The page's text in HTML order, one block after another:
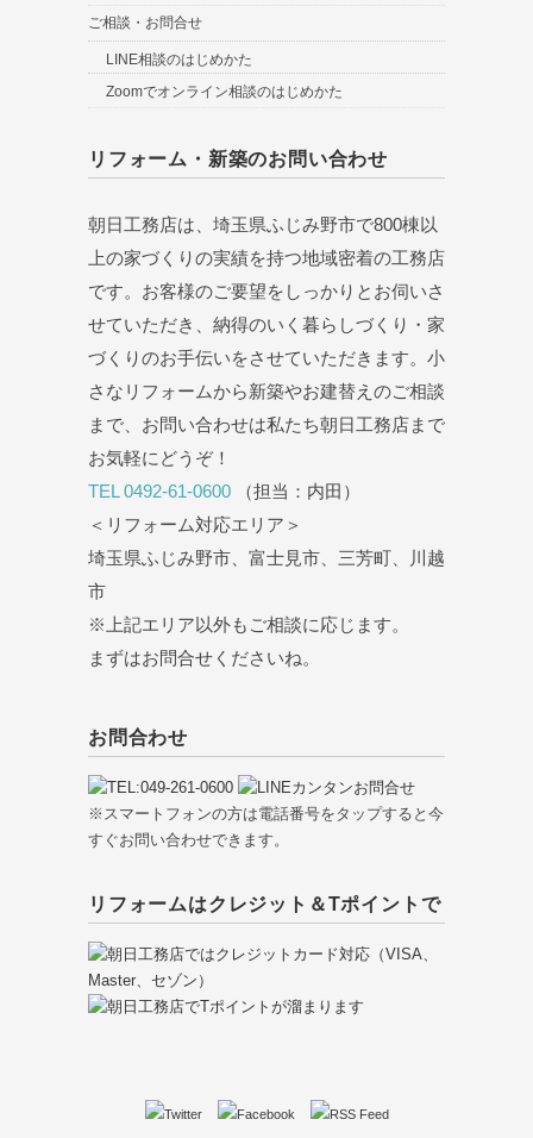
ご相談・お問合せ
LINE相談のはじめかた
Zoomでオンライン相談のはじめかた
リフォーム・新築のお問い合わせ
朝日工務店は、埼玉県ふじみ野市で800棟以
上の家づくりの実績を持つ地域密着の工務店
です。お客様のご要望をしっかりとお伺いさ
せていただき、納得のいく暮らしづくり・家
づくりのお手伝いをさせていただきます。小
さなリフォームから新築やお建替えのご相談
まで、お問い合わせは私たち朝日工務店まで
お気軽にどうぞ！
TEL 0492-61-0600 （担当：内田）
＜リフォーム対応エリア＞
埼玉県ふじみ野市、富士見市、三芳町、川越
市
※上記エリア以外もご相談に応じます。
まずはお問合せくださいね。
お問合わせ
※スマートフォンの方は電話番号をタップすると今
すぐお問い合わせできます。
リフォームはクレジット＆Tポイントで